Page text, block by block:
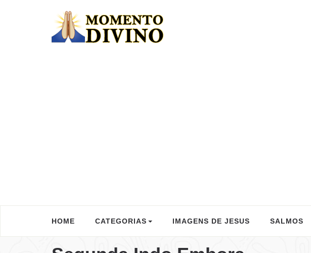
HOME CATEGORIAS IMAGENS DE JESUS SALMOS